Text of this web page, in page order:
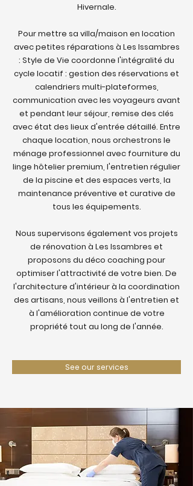
Hivernale.
Pour mettre sa villa/maison en location
avec petites réparations à Les Issambres
: Style de Vie coordonne l'intégralité du
cycle locatif : gestion des réservations et
calendriers multi-plateformes,
communication avec les voyageurs avant
et pendant leur séjour, remise des clés
avec état des lieux d'entrée détaillé. Entre
chaque location, nous orchestrons le
ménage professionnel avec fourniture du
linge hôtelier premium, l'entretien régulier
de la piscine et des espaces verts, la
maintenance préventive et curative de
tous les équipements.
Nous supervisons également vos projets
de rénovation à Les Issambres et
proposons du déco coaching pour
optimiser l'attractivité de votre bien. De
l'architecture d'intérieur à la coordination
des artisans, nous veillons à l'entretien et
à l'amélioration continue de votre
propriété tout au long de l'année.
See our services